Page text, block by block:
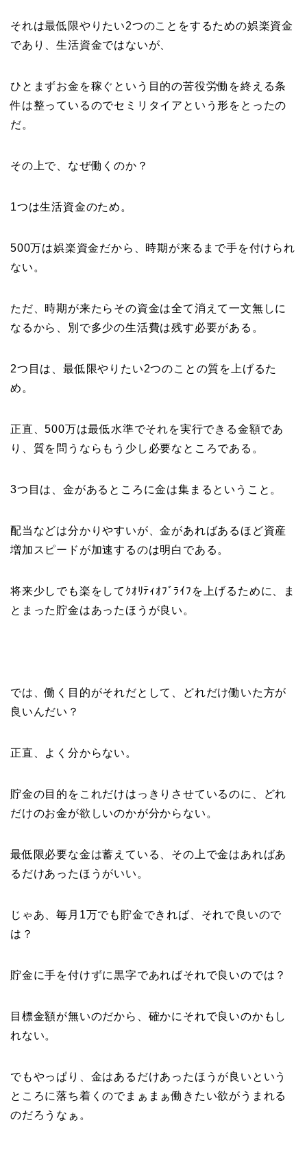
それは最低限やりたい2つのことをするための娯楽資金
であり、生活資金ではないが、
ひとまずお金を稼ぐという目的の苦役労働を終える条
件は整っているのでセミリタイアという形をとったの
だ。
その上で、なぜ働くのか？
1つは生活資金のため。
500万は娯楽資金だから、時期が来るまで手を付けられ
ない。
ただ、時期が来たらその資金は全て消えて一文無しに
なるから、別で多少の生活費は残す必要がある。
2つ目は、最低限やりたい2つのことの質を上げるた
め。
正直、500万は最低水準でそれを実行できる金額であ
り、質を問うならもう少し必要なところである。
3つ目は、金があるところに金は集まるということ。
配当などは分かりやすいが、金があればあるほど資産
増加スピードが加速するのは明白である。
将来少しでも楽をしてｸｵﾘﾃｨｵﾌﾞﾗｲﾌを上げるために、ま
とまった貯金はあったほうが良い。
では、働く目的がそれだとして、どれだけ働いた方が
良いんだい？
正直、よく分からない。
貯金の目的をこれだけはっきりさせているのに、どれ
だけのお金が欲しいのかが分からない。
最低限必要な金は蓄えている、その上で金はあればあ
るだけあったほうがいい。
じゃあ、毎月1万でも貯金できれば、それで良いので
は？
貯金に手を付けずに黒字であればそれで良いのでは？
目標金額が無いのだから、確かにそれで良いのかもし
れない。
でもやっぱり、金はあるだけあったほうが良いという
ところに落ち着くのでまぁまぁ働きたい欲がうまれる
のだろうなぁ。